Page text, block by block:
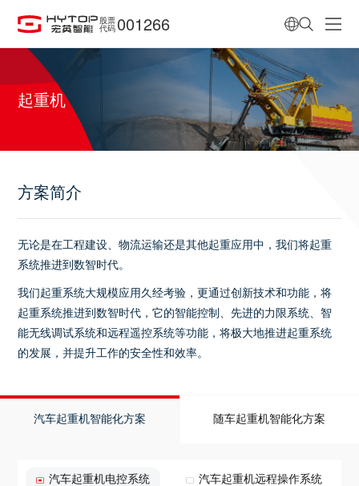
股票
代码 001266
起重机
方案简介
无论是在工程建设、物流运输还是其他起重应用中，我们将起重
系统推进到数智时代。
我们起重系统大规模应用久经考验，更通过创新技术和功能，将
起重系统推进到数智时代，它的智能控制、先进的力限系统、智
能无线调试系统和远程遥控系统等功能，将极大地推进起重系统
的发展，并提升工作的安全性和效率。
汽车起重机智能化方案 随车起重机智能化方案
汽车起重机电控系统 汽车起重机远程操作系统